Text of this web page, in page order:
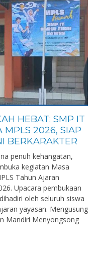
HEBAT: SMP IT
MPLS 2026, SIAP
BERKARAKTER
penuh kehangatan,
kegiatan Masa
Tahun Ajaran
Upacara pembukaan
oleh seluruh siswa
yayasan. Mengusung
Mandiri Menyongsong